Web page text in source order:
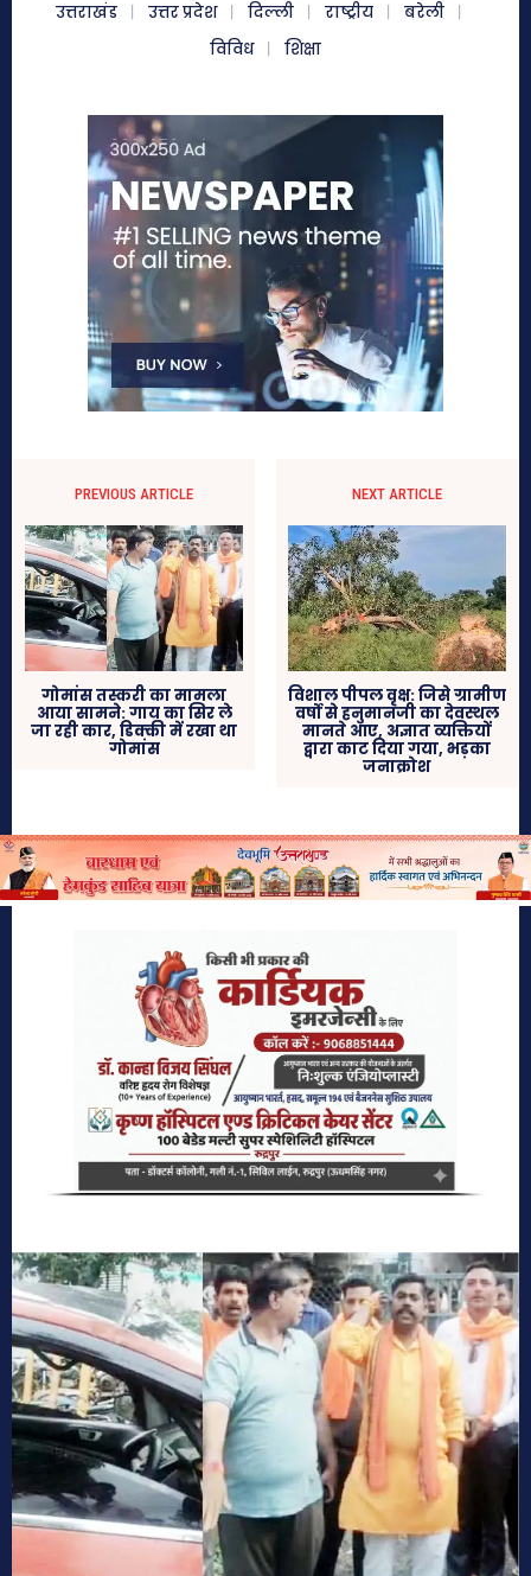
उत्तराखंड उत्तर प्रदेश दिल्ली राष्ट्रीय
बरेली
विविध
शिक्षा
PREVIOUS ARTICLE
गोमांस तस्करी का मामला
आया सामने: गाय का सिर ले
जा रही कार, डिक्की में रखा था
गोमांस
NEXT ARTICLE
विशाल पीपल वृक्ष: जिसे ग्रामीण
वर्षों से हनुमानजी का देवस्थल
मानते आए, अज्ञात व्यक्तियों
द्वारा काट दिया गया, भड़का
जनाक्रोश